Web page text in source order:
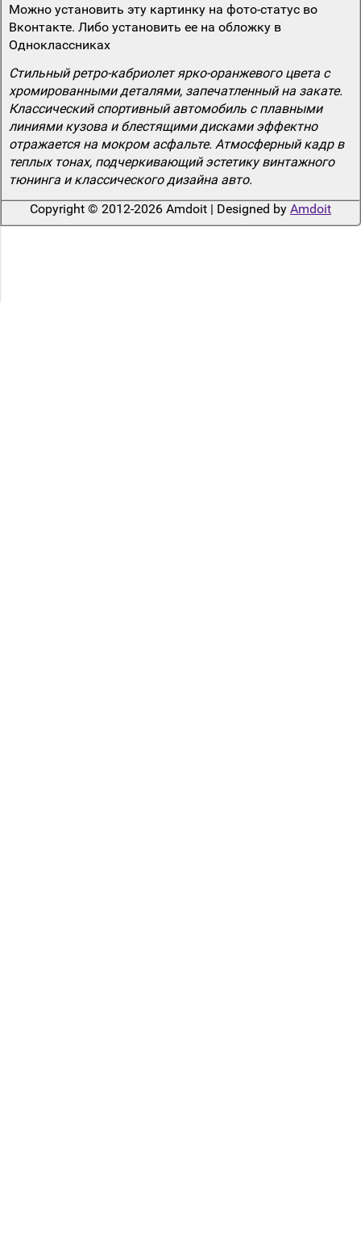
Можно установить эту картинку на фото-статус во
Вконтакте. Либо установить ее на обложку в
Одноклассниках
Стильный ретро-кабриолет ярко-оранжевого цвета с
хромированными деталями, запечатленный на закате.
Классический спортивный автомобиль с плавными
линиями кузова и блестящими дисками эффектно
отражается на мокром асфальте. Атмосферный кадр в
теплых тонах, подчеркивающий эстетику винтажного
тюнинга и классического дизайна авто.
Copyright © 2012-2026 Amdoit | Designed by Amdoit